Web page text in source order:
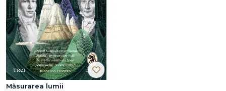
Măsurarea lumii